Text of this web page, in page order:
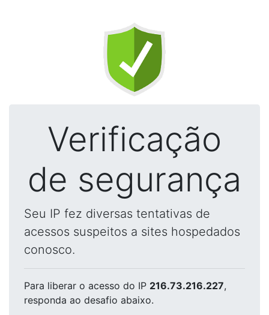
Verificação
de segurança
Seu IP fez diversas tentativas de
acessos suspeitos a sites hospedados
conosco.
Para liberar o acesso do IP 216.73.216.227,
responda ao desafio abaixo.